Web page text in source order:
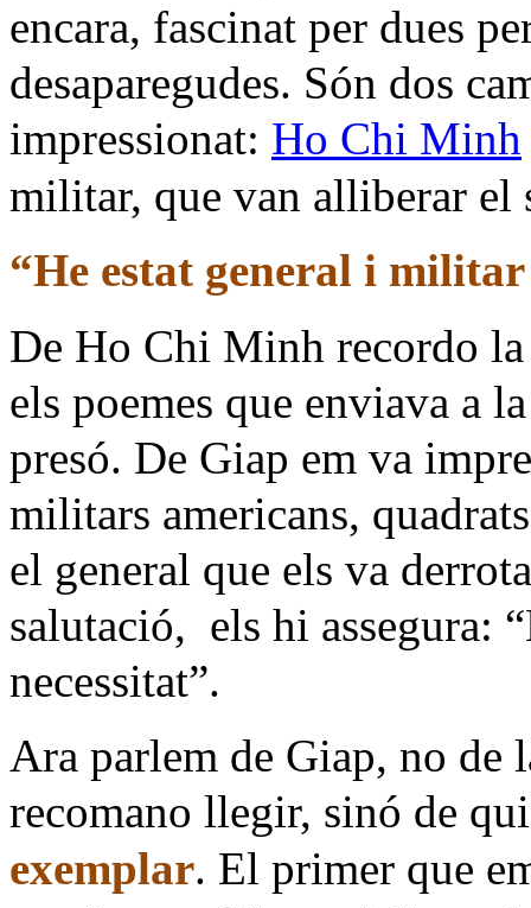
encara, fascinat per dues
desaparegudes. Són dos
impressionat: Ho Chi Minh
militar, que van alliberar el
“He estat general i militar
De Ho Chi Minh recordo
els poemes que enviava a
presó. De Giap em va
militars americans,
el general que els va
salutació, els hi assegura:
necessitat”.
Ara parlem de Giap, no de
recomano llegir, sinó de
exemplar. El primer que